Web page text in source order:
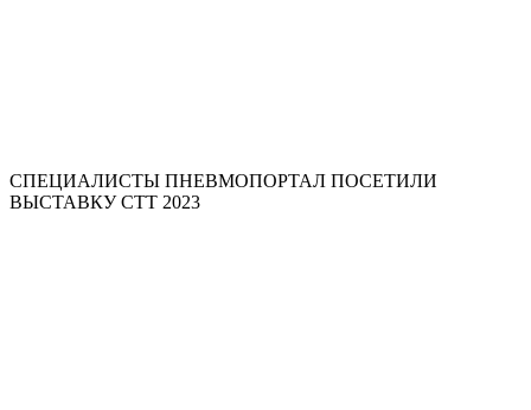
СПЕЦИАЛИСТЫ ПНЕВМОПОРТАЛ ПОСЕТИЛИ
ВЫСТАВКУ СТТ 2023